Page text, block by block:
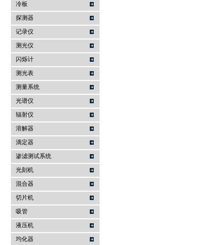
冷板
探测器
记录仪
测光仪
闪烁计
测光表
测量系统
光谱仪
辐射仪
溶解器
滴定器
渗滤测试系统
光刻机
混合器
切片机
吸管
液压机
均化器